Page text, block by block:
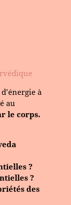
à
au
le corps.
?
?
des